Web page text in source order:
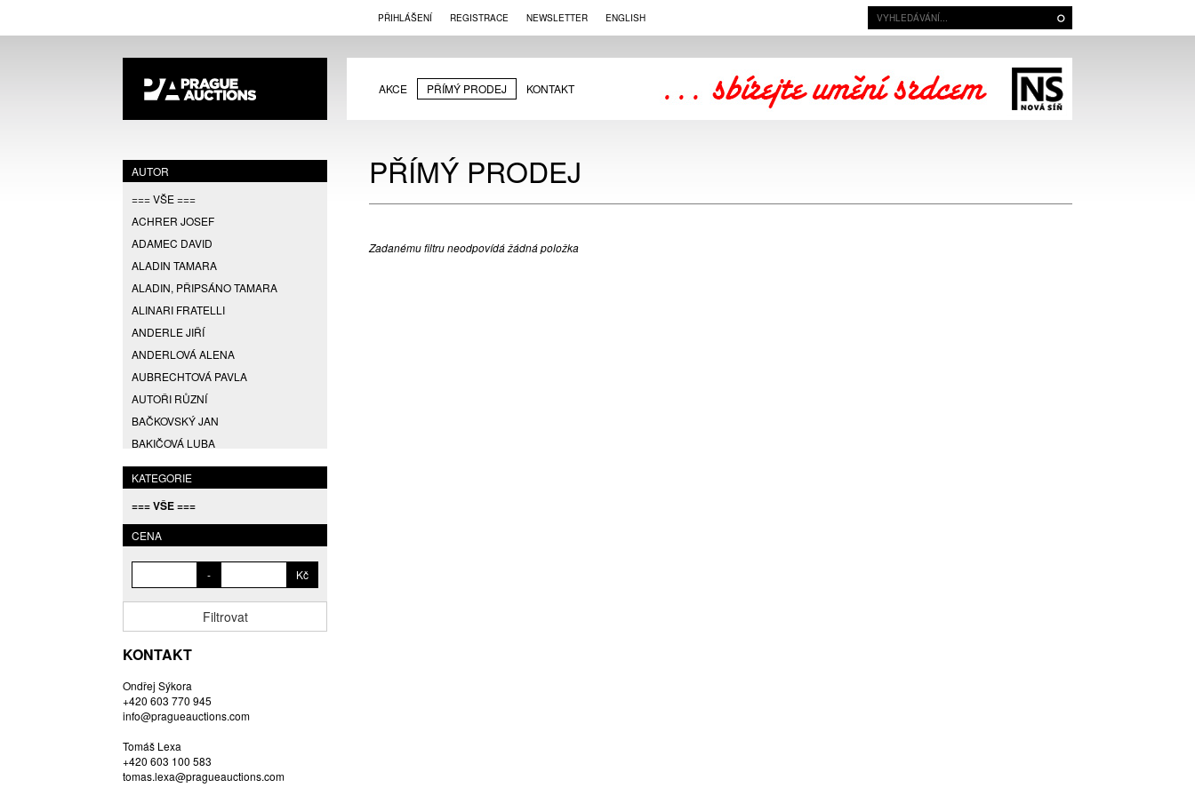
PŘIHLÁŠENÍ REGISTRACE NEWSLETTER ENGLISH
AKCE PŘÍMÝ PRODEJ KONTAKT
AUTOR
=== VŠE ===
ACHRER JOSEF
ADAMEC DAVID
ALADIN TAMARA
ALADIN, PŘIPSÁNO TAMARA
ALINARI FRATELLI
ANDERLE JIŘÍ
ANDERLOVÁ ALENA
AUBRECHTOVÁ PAVLA
AUTOŘI RŮZNÍ
BAČKOVSKÝ JAN
BAKIČOVÁ LUBA
BALCAR JIŘÍ
BALCAR KAREL
BALCAR MARTIN
BALÍČEK PETR
BARTKO MAREK
BARTOŇ DAVID
BASTL ROMAN
BAUCH JAN
BAUER VL.
BEDNÁŘOVÁ EVA
BĚHAL DOMINIK
KATEGORIE
=== VŠE ===
CENA
- Kč
Filtrovat
KONTAKT
Ondřej Sýkora
+420 603 770 945
info@pragueauctions.com
Tomáš Lexa
+420 603 100 583
tomas.lexa@pragueauctions.com
PŘÍMÝ PRODEJ
Zadanému filtru neodpovídá žádná položka